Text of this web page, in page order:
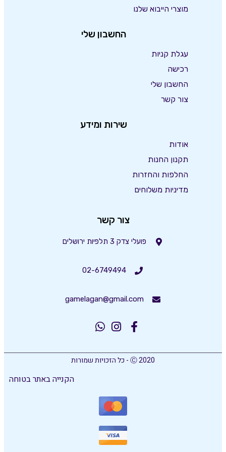
מוצרי הייבוא שלנו
החשבון שלי
עגלת קניות
רכישה
החשבון שלי
צור קשר
שירות ומידע
אודות
תקנון החנות
החלפות והחזרות
מדיניות משלוחים
צור קשר
פועלי צדק 3 תלפיות ירושלים
02-6749494
gamelagan@gmail.com
Ⓒ 2020 - כל הזכויות שמורות
הקנייה באתר בטוחה